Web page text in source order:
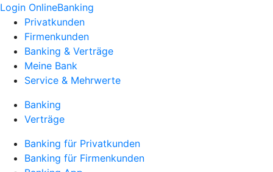
Login OnlineBanking
Privatkunden
Firmenkunden
Banking & Verträge
Meine Bank
Service & Mehrwerte
Banking
Verträge
Banking für Privatkunden
Banking für Firmenkunden